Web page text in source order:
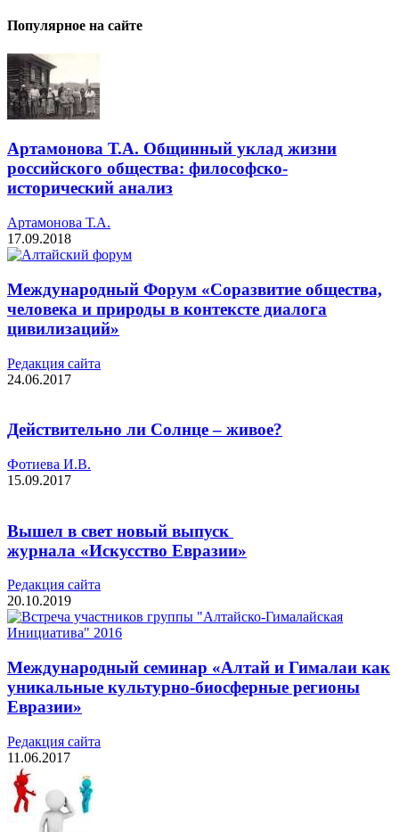
Популярное на сайте
Артамонова Т.А. Общинный уклад жизни
российского общества: философско-
исторический анализ
Артамонова Т.А.
17.09.2018
Международный Форум «Соразвитие общества,
человека и природы в контексте диалога
цивилизаций»
Редакция cайта
24.06.2017
Действительно ли Солнце – живое?
Фотиева И.В.
15.09.2017
Вышел в свет новый выпуск
журнала «Искусство Евразии»
Редакция cайта
20.10.2019
Международный семинар «Алтай и Гималаи как
уникальные культурно-биосферные регионы
Евразии»
Редакция cайта
11.06.2017